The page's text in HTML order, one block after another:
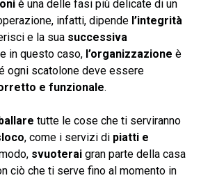
è una delle fasi più delicate di un
infatti, dipende l’integrità
e la sua successiva
in questo caso, l’organizzazione è
ogni scatolone deve essere
e funzionale.
tutte le cose che ti serviranno
, come i servizi di piatti e
svuoterai gran parte della casa
ciò che ti serve fino al momento in